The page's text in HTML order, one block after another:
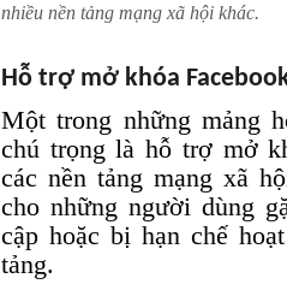
nhiều nền tảng mạng xã hội khác.
Hỗ trợ mở khóa
Một trong những mảng
chú trọng là hỗ trợ mở
các nền tảng mạng xã
cho những người dùng
cập hoặc bị hạn chế
tảng.